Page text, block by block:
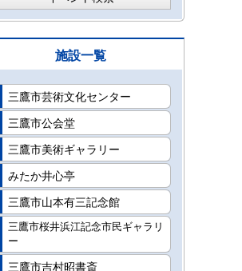
施設一覧
三鷹市芸術文化センター
三鷹市公会堂
三鷹市美術ギャラリー
みたか井心亭
三鷹市山本有三記念館
三鷹市桜井浜江記念市民ギャラリ
ー
三鷹市吉村昭書斎